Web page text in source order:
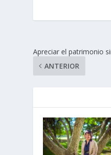
Apreciar el patrimonio
ANTERIOR